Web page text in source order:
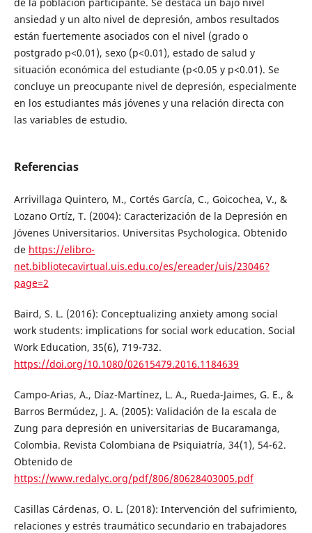
ansiedad y un alto nivel de depresión, ambos resultados
están fuertemente asociados con el nivel (grado o
postgrado p<0.01), sexo (p<0.01), estado de salud y
situación económica del estudiante (p<0.05 y p<0.01). Se
concluye un preocupante nivel de depresión, especialmente
en los estudiantes más jóvenes y una relación directa con
las variables de estudio.
Referencias
Arrivillaga Quintero, M., Cortés García, C., Goicochea, V., &
Lozano Ortíz, T. (2004): Caracterización de la Depresión en
Jóvenes Universitarios. Universitas Psychologica. Obtenido
de https://elibro-
net.bibliotecavirtual.uis.edu.co/es/ereader/uis/23046?
page=2
Baird, S. L. (2016): Conceptualizing anxiety among social
work students: implications for social work education. Social
Work Education, 35(6), 719-732.
https://doi.org/10.1080/02615479.2016.1184639
Campo-Arias, A., Díaz-Martínez, L. A., Rueda-Jaimes, G. E., &
Barros Bermúdez, J. A. (2005): Validación de la escala de
Zung para depresión en universitarias de Bucaramanga,
Colombia. Revista Colombiana de Psiquiatría, 34(1), 54-62.
Obtenido de
https://www.redalyc.org/pdf/806/80628403005.pdf
Casillas Cárdenas, O. L. (2018): Intervención del sufrimiento,
relaciones y estrés traumático secundario en trabajadores